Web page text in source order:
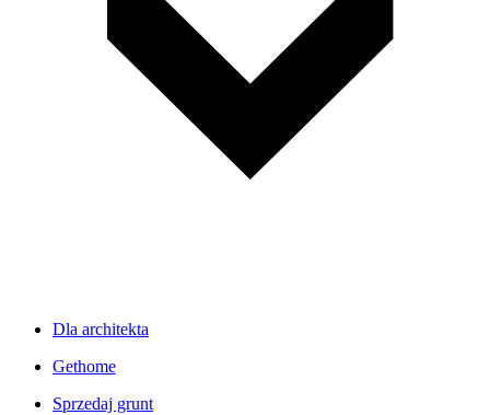
Dla architekta
Gethome
Sprzedaj grunt